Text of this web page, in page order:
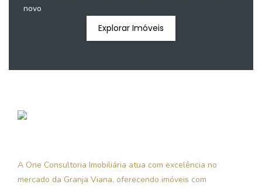
novo
Explorar Imóveis
A One Consultoria Imobiliária atua com excelência no
mercado da Granja Viana, oferecendo imóveis com